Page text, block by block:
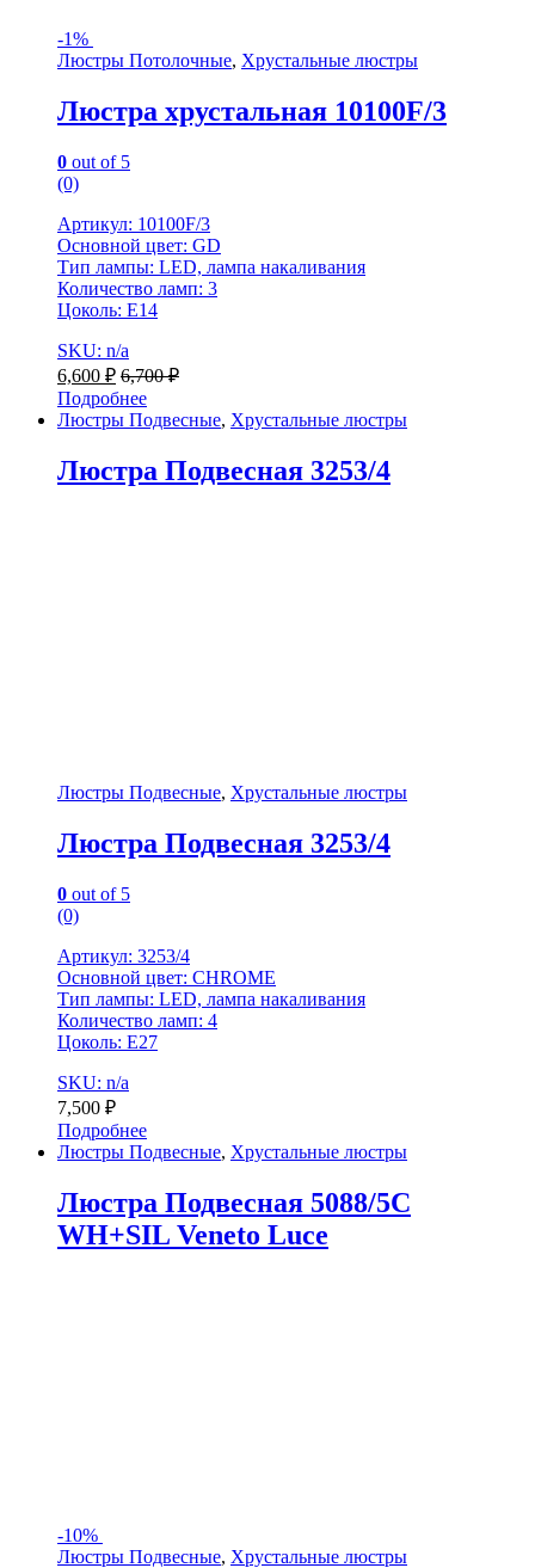
-1%
Люстры Потолочные, Хрустальные люстры
Люстра хрустальная 10100F/3
0 out of 5
(0)
Артикул: 10100F/3
Основной цвет: GD
Тип лампы: LED, лампа накаливания
Количество ламп: 3
Цоколь: Е14
SKU: n/a
6,600 ₽ 6,700₽
Подробнее
Люстры Подвесные, Хрустальные люстры
Люстра Подвесная 3253/4
Люстры Подвесные, Хрустальные люстры
Люстра Подвесная 3253/4
0 out of 5
(0)
Артикул: 3253/4
Основной цвет: CHROME
Тип лампы: LED, лампа накаливания
Количество ламп: 4
Цоколь: Е27
SKU: n/a
7,500 ₽
Подробнее
Люстры Подвесные, Хрустальные люстры
Люстра Подвесная 5088/5C
WH+SIL Veneto Luce
-10%
Люстры Подвесные, Хрустальные люстры